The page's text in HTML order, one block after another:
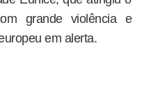
grande violência e
em alerta.